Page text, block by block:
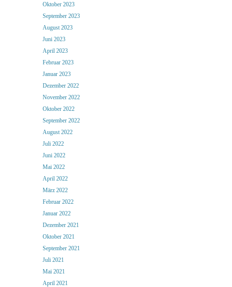
Oktober 2023
September 2023
August 2023
Juni 2023
April 2023
Februar 2023
Januar 2023
Dezember 2022
November 2022
Oktober 2022
September 2022
August 2022
Juli 2022
Juni 2022
Mai 2022
April 2022
März 2022
Februar 2022
Januar 2022
Dezember 2021
Oktober 2021
September 2021
Juli 2021
Mai 2021
April 2021